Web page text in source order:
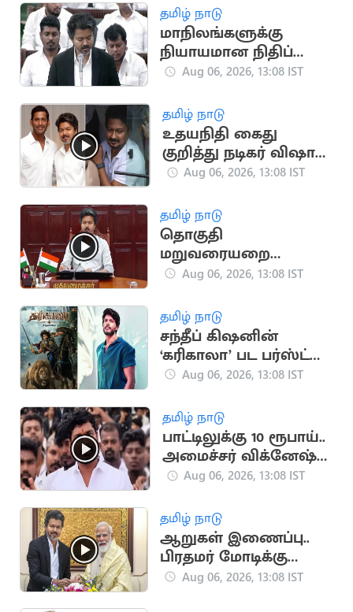
தமிழ் நாடு
மாநிலங்களுக்கு
நியாயமான நிதிப்
பகிர்வு.. நாளை
தனித் தீர்மானம்
Aug 06, 2026, 13:08 IST
தமிழ் நாடு
உதயநிதி கைது
குறித்து நடிகர் விஷால்
கருத்து
Aug 06, 2026, 13:08 IST
தமிழ் நாடு
தொகுதி
மறுவரையறை
விவகாரம்.. அனைத்து
விஜய் அழைப்பு
Aug 06, 2026, 13:08 IST
தமிழ் நாடு
சந்தீப் கிஷனின்
‘கரிகாலா’ பட பர்ஸ்ட்
லுக் வெளியீடு
Aug 06, 2026, 13:08 IST
தமிழ் நாடு
பாட்டிலுக்கு 10 ரூபாய்..
அமைச்சர் விக்னேஷ்
விளக்கம்
Aug 06, 2026, 13:08 IST
தமிழ் நாடு
ஆறுகள் இணைப்பு..
பிரதமர் மோடிக்கு
முதலமைச்சர் விஜய்
Aug 06, 2026, 13:08 IST